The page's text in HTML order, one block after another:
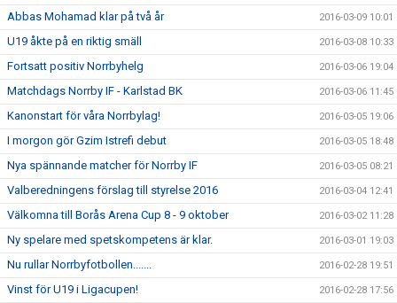
Abbas Mohamad klar på två år 2016-03-09 10:01
U19 åkte på en riktig smäll 2016-03-08 10:33
Fortsatt positiv Norrbyhelg 2016-03-06 19:04
Matchdags Norrby IF - Karlstad BK 2016-03-06 11:45
Kanonstart för våra Norrbylag! 2016-03-05 19:06
I morgon gör Gzim Istrefi debut 2016-03-05 18:48
Nya spännande matcher för Norrby IF 2016-03-05 08:21
Valberedningens förslag till styrelse 2016 2016-03-04 12:41
Välkomna till Borås Arena Cup 8 - 9 oktober 2016-03-02 11:28
Ny spelare med spetskompetens är klar. 2016-03-01 19:03
Nu rullar Norrbyfotbollen....... 2016-02-28 19:51
Vinst för U19 i Ligacupen! 2016-02-28 17:56